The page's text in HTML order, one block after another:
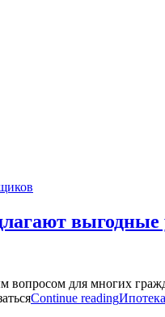
выгодные
вопросом для многих
Continue reading